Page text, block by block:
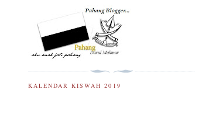
KALENDAR KISWAH 2019